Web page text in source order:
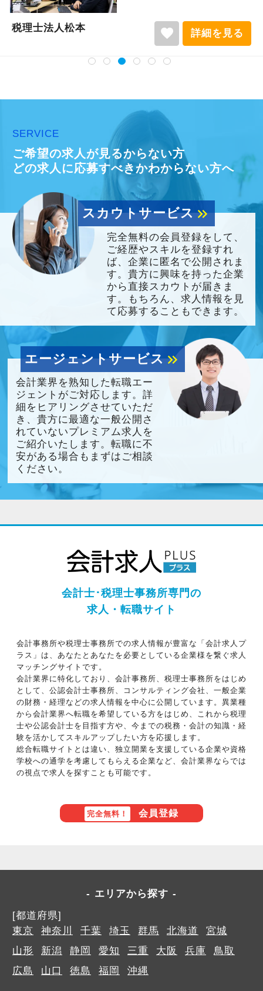
税理士法人松本 favorite 詳細を見る
SERVICE
ご希望の求人が見るからない方
どの求人に応募すべきかわからない方へ
スカウトサービスkeyboard_double_arrow_right
完全無料の会員登録をして、
ご経歴やスキルを登録すれ
ば、企業に匿名で公開されま
す。貴方に興味を持った企業
から直接スカウトが届きま
す。もちろん、求人情報を見
て応募することもできます。
エージェントサービスkeyboard_double_arrow_right
会計業界を熟知した転職エー
ジェントがご対応します。詳
細をヒアリングさせていただ
き、貴方に最適な一般公開さ
れていないプレミアム求人を
ご紹介いたします。転職に不
安がある場合もまずはご相談
ください。
会計士･税理士事務所専門の
求人・転職サイト
会計事務所や税理士事務所での求人情報が豊富な「会計求人プ
ラス」は、あなたとあなたを必要としている企業様を繋ぐ求人
マッチングサイトです。
会計業界に特化しており、会計事務所、税理士事務所をはじめ
として、公認会計士事務所、コンサルティング会社、一般企業
の財務・経理などの求人情報を中心に公開しています。異業種
から会計業界へ転職を希望している方をはじめ、これから税理
士や公認会計士を目指す方や、今までの税務・会計の知識・経
験を活かしてスキルアップしたい方を応援します。
総合転職サイトとは違い、独立開業を支援している企業や資格
学校への通学を考慮してもらえる企業など、会計業界ならでは
の視点で求人を探すことも可能です。
完全無料！ 会員登録
エリアから探す
[都道府県]
東京
神奈川 千葉 埼玉 群馬 北海道
宮城
山形
新潟 静岡 愛知 三重 大阪 兵庫
鳥取
広島
山口 徳島 福岡 沖縄